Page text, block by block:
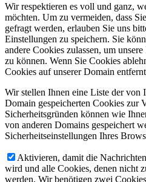
Wir respektieren es voll und ganz,
möchten. Um zu vermeiden, dass
gefragt werden, erlauben Sie uns
Einstellungen zu speichern. Sie
andere Cookies zulassen, um
zu können. Wenn Sie Cookies
Cookies auf unserer Domain
Wir stellen Ihnen eine Liste der von
Domain gespeicherten Cookies zur
Sicherheitsgründen können wie
von anderen Domains gespeichert
Sicherheitseinstellungen Ihres
Aktivieren, damit die
wird und alle Cookies, denen nicht
werden. Wir benötigen zwei